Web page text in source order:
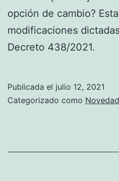
opción de cambio?
modificaciones
Decreto 438/2021.
Publicada el julio 12, 2021
Categorizado como